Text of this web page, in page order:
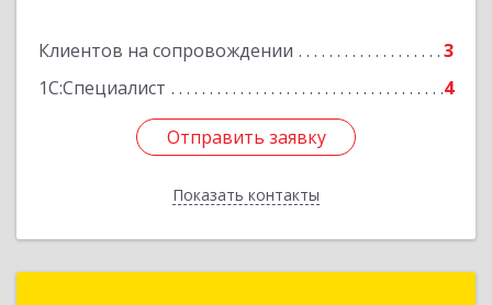
Клиентов на сопровождении
3
1С:Специалист
4
Отправить заявку
Показать контакты
Отправить заявку
Назад